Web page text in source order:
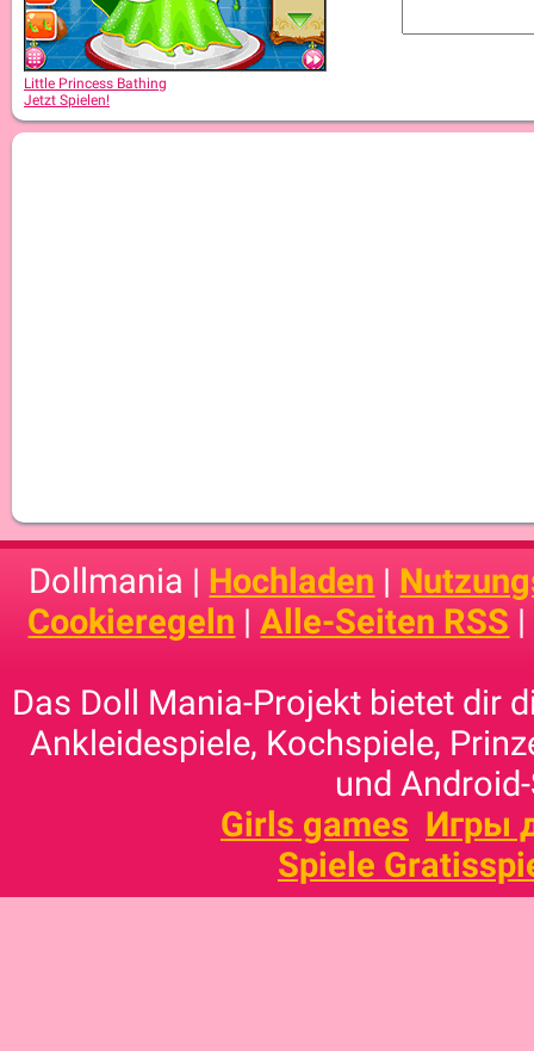
Little Princess Bathing
Jetzt Spielen!
Dollmania | Hochladen |
Cookieregeln |Alle-Seiten RSS |
Das Doll Mania-Projekt bietet dir
Ankleidespiele, Kochspiele,
und
Girls games Игры
Spiele